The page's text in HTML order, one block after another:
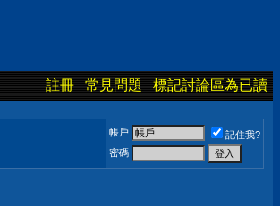
註冊 常見問題 標記討論區為已讀
帳戶
記住我?
密碼